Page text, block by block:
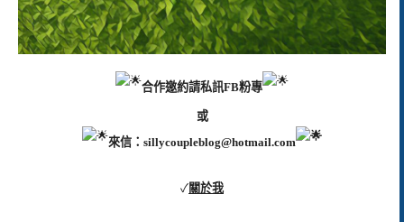
合作邀約請私訊FB粉專
或
來信： sillycoupleblog@hotmail.com
✓關於我